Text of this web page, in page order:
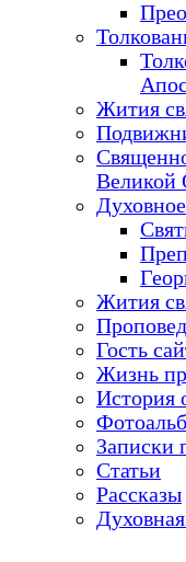
Жития
Великой
Жития
Гость
Жизнь
История
Записки
Статьи
Рассказы